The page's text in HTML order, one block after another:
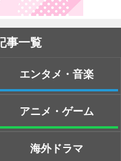
事一覧
エンタメ・音楽
アニメ・ゲーム
海外ドラマ